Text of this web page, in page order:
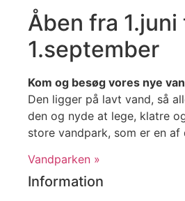
Åben fra 1.juni
1.september
Kom og besøg vores nye
Den ligger på lavt vand, så
den og nyde at lege, klatre
store vandpark, som er en af
Vandparken »
Information